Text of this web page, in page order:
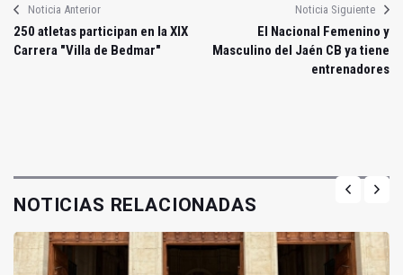
Noticia Anterior
250 atletas participan en la XIX
Carrera "Villa de Bedmar"
Noticia Siguiente
El Nacional Femenino y
Masculino del Jaén CB ya tiene
entrenadores
NOTICIAS RELACIONADAS